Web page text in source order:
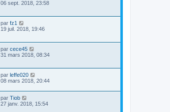
06 sept. 2018, 23:58
par fz1
19 juil. 2018, 19:46
par cece45
31 mars 2018, 08:34
par leffe020
08 mars 2018, 20:44
par Tiob
27 janv. 2018, 15:54